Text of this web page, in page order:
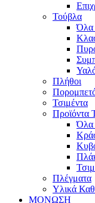
Τούβλα
Όλα
Πλήθοι
Τσιμέντα
Προϊόντα
Όλα
Πλέγματα
Υλικά
ΜΟΝΩΣΗ